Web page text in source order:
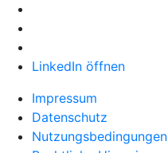
LinkedIn öffnen
Impressum
Datenschutz
Nutzungsbedingungen